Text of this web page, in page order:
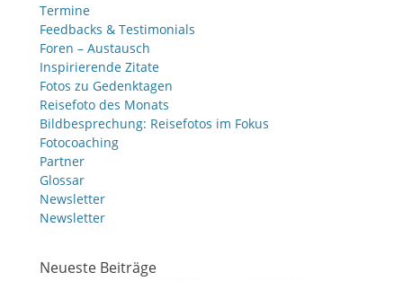
Termine
Feedbacks & Testimonials
Foren – Austausch
Inspirierende Zitate
Fotos zu Gedenktagen
Reisefoto des Monats
Bildbesprechung: Reisefotos im Fokus
Fotocoaching
Partner
Glossar
Newsletter
Newsletter
Neueste Beiträge